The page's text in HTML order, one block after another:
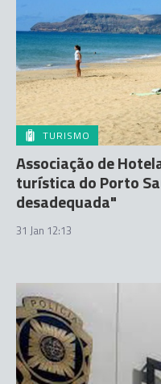
TURISMO
Associação de
turística do Porto
desadequada"
31 Jan 12:13